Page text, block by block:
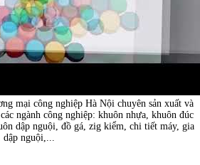
mại công nghiệp Hà Nội chuyên sản xuất và
ngành công nghiệp: khuôn nhựa, khuôn đúc
dập nguội, đồ gá, zig kiểm, chi tiết máy, gia
nguội,...